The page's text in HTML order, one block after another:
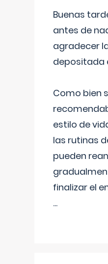
Buenas
antes de
agradecer
depositada
Como bien
estilo de
las rutinas
pueden
finalizar el
...